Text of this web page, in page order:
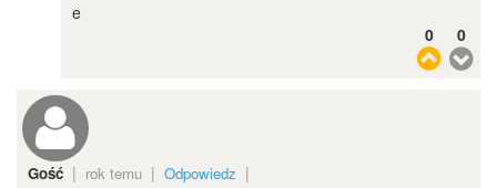
e
0
0
Gość | rok temu | Odpowiedz |